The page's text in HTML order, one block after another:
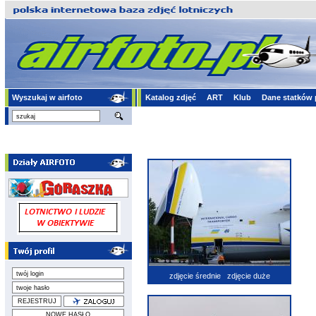
Wyszukaj w airfoto Katalog zdjęć ART Klub Dane statków
zdjęcie średnie zdjęcie duże